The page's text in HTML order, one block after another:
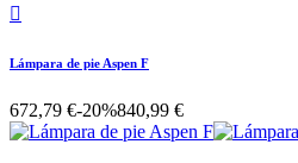

Lámpara de pie Aspen F
672,79 €-20%840,99 €